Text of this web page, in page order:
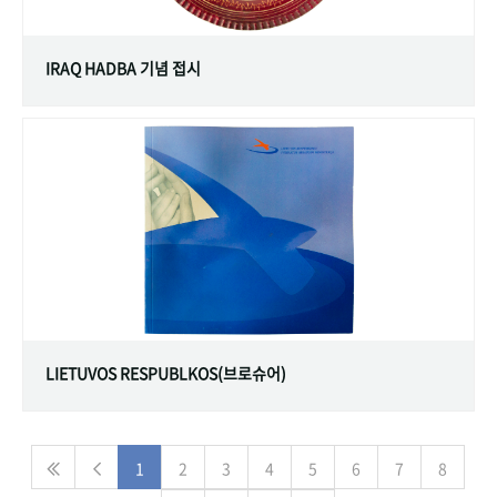
IRAQ HADBA 기념 접시
LIETUVOS RESPUBLKOS(브로슈어)
1 2 3 4 5 6 7 8